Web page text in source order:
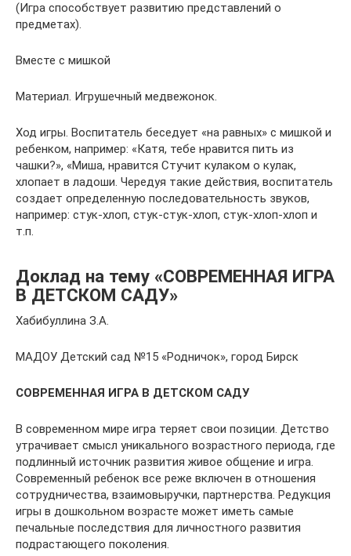
(Игра способствует развитию представлений о
предметах).
Вместе с мишкой
Материал. Игрушечный медвежонок.
Ход игры. Воспитатель беседует «на равных» с мишкой и
ребенком, например: «Катя, тебе нравится пить из
чашки?», «Миша, нравится Стучит кулаком о кулак,
хлопает в ладоши. Чередуя такие действия, воспитатель
создает определенную последовательность звуков,
например: стук-хлоп, стук-стук-хлоп, стук-хлоп-хлоп и
т.п.
Доклад на тему «СОВРЕМЕННАЯ ИГРА
В ДЕТСКОМ САДУ»
Хабибуллина З.А.
МАДОУ Детский сад №15 «Родничок», город Бирск
СОВРЕМЕННАЯ ИГРА В ДЕТСКОМ САДУ
В современном мире игра теряет свои позиции. Детство
утрачивает смысл уникального возрастного периода, где
подлинный источник развития живое общение и игра.
Современный ребенок все реже включен в отношения
сотрудничества, взаимовыручки, партнерства. Редукция
игры в дошкольном возрасте может иметь самые
печальные последствия для личностного развития
подрастающего поколения.